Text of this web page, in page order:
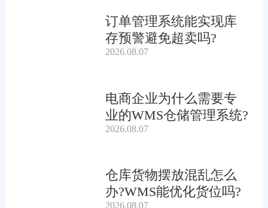
订单管理系统能实现库
存预警避免超卖吗?
2026.08.07
电商企业为什么需要专
业的WMS仓储管理系统?
2026.08.07
仓库货物摆放混乱怎么
办?WMS能优化货位吗?
2026.08.07